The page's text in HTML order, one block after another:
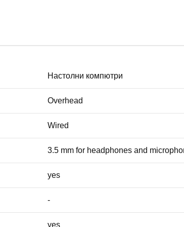
Настолни компютри
Overhead
Wired
3.5 mm for headphones and
yes
-
yes